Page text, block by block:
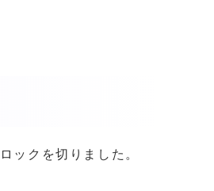
ックを切りました。